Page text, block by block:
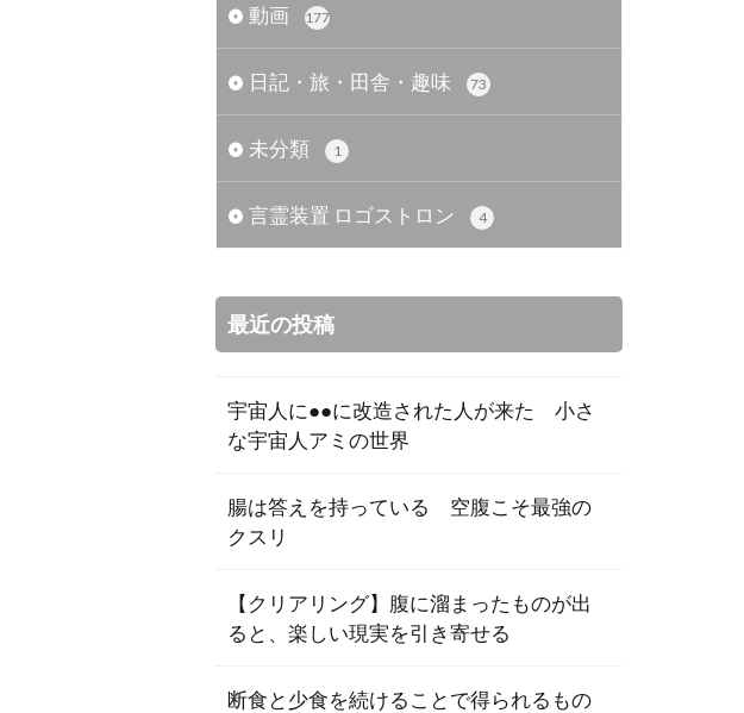
動画 177
日記・旅・田舎・趣味 73
未分類 1
言霊装置 ロゴストロン 4
最近の投稿
宇宙人に●●に改造された人が来た 小さ
な宇宙人アミの世界
腸は答えを持っている 空腹こそ最強の
クスリ
【クリアリング】腹に溜まったものが出
ると、楽しい現実を引き寄せる
断食と少食を続けることで得られるもの